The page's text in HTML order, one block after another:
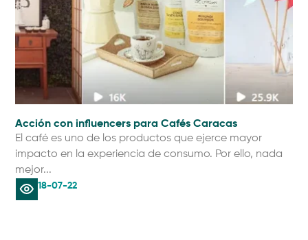
Acción con influencers para Cafés Caracas
El café es uno de los productos que ejerce mayor
impacto en la experiencia de consumo. Por ello, nada
mejor...
18-07-22